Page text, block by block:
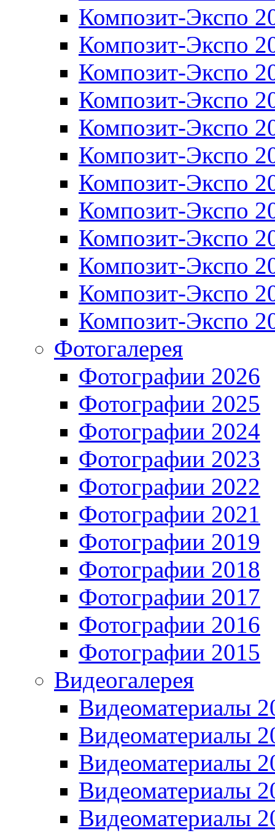
Композит-Экспо
Композит-Экспо
Композит-Экспо
Композит-Экспо
Композит-Экспо
Композит-Экспо
Композит-Экспо
Композит-Экспо
Композит-Экспо
Композит-Экспо
Композит-Экспо
Композит-Экспо
Фотогалерея
Фотографии 2026
Фотографии 2025
Фотографии 2024
Фотографии 2023
Фотографии 2022
Фотографии 2021
Фотографии 2019
Фотографии 2018
Фотографии 2017
Фотографии 2016
Фотографии 2015
Видеогалерея
Видеоматериалы
Видеоматериалы
Видеоматериалы
Видеоматериалы
Видеоматериалы